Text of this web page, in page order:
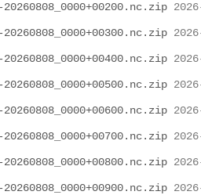
20260808_0000+00200.nc.zip
20260808_0000+00300.nc.zip
20260808_0000+00400.nc.zip
20260808_0000+00500.nc.zip
20260808_0000+00600.nc.zip
20260808_0000+00700.nc.zip
20260808_0000+00800.nc.zip
20260808_0000+00900.nc.zip